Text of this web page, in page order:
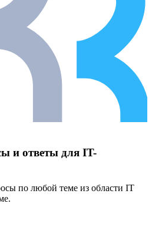
и ответы для IT-
по любой теме из области IT